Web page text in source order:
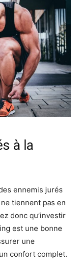
à la
ennemis jurés
tiennent pas en
donc qu’investir
est une bonne
une
confort complet.